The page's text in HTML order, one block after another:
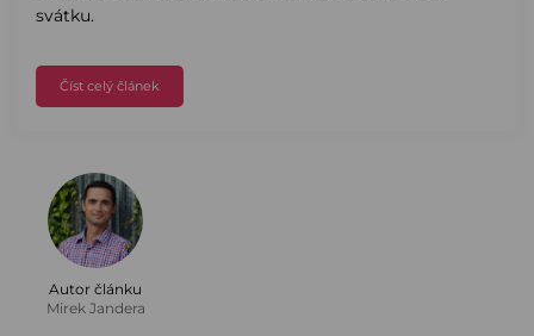
svátku.
Číst celý článek
Autor článku
Mirek Jandera